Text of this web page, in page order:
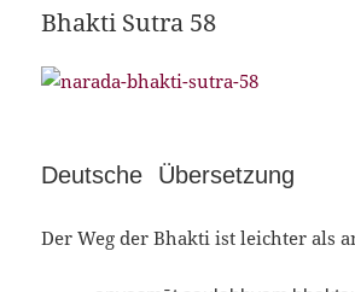
Bhakti Sutra 58
Deutsche Übersetzung
Der Weg der Bhakti ist leichter als